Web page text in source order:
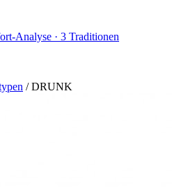
Analyse · 3 Traditionen
/ DRUNK